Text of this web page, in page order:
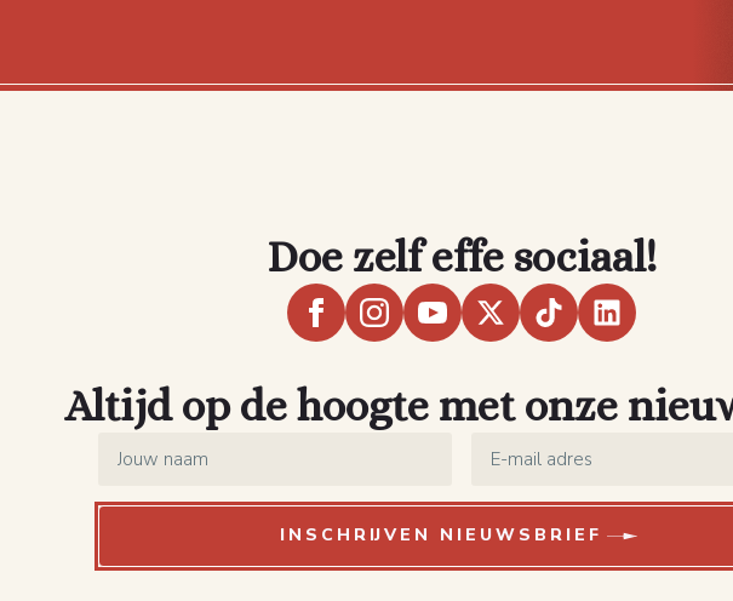
Doe zelf effe sociaal!
Altijd op de hoogte met onze
INSCHRIJVEN NIEUWSBRIEF